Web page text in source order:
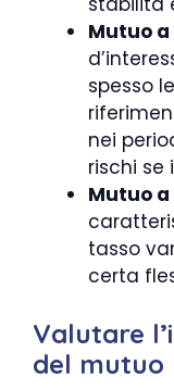
Mutuo
spesso
nei
rischi se
Mutuo
tasso
certa
Valutare
del mutuo